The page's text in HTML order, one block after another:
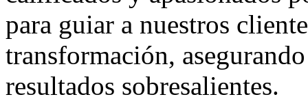
para guiar a nuestros
transformación,
resultados sobresalientes.